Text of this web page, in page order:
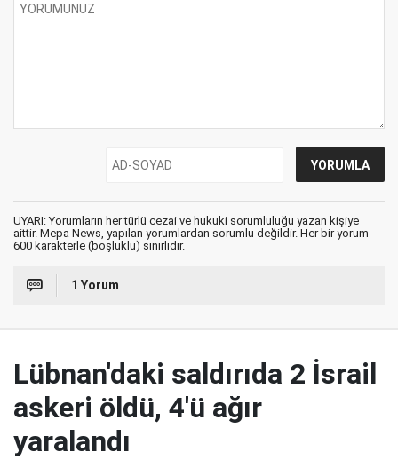
UYARI: Yorumların her türlü cezai ve hukuki sorumluluğu yazan kişiye
aittir. Mepa News, yapılan yorumlardan sorumlu değildir. Her bir yorum
600 karakterle (boşluklu) sınırlıdır.
1 Yorum
Lübnan'daki saldırıda 2 İsrail
askeri öldü, 4'ü ağır
yaralandı